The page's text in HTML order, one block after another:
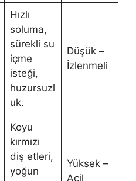
Hızlı
soluma,
sürekli su
içme
isteği,
huzursuzl
uk.
Düşük –
İzlenmeli
Koyu
kırmızı
diş etleri,
yoğun
Yüksek –
Acil